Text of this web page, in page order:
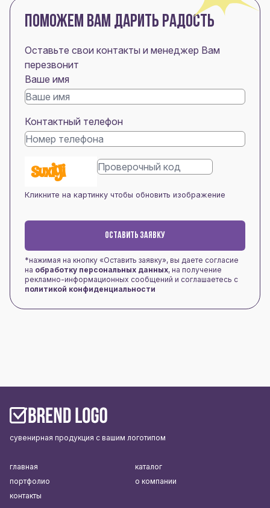
ПОМОЖЕМ ВАМ ДАРИТЬ РАДОСТЬ
Оставьте свои контакты и менеджер Вам
перезвонит
Ваше имя
Контактный телефон
Кликните на картинку чтобы обновить изображение
ОСТАВИТЬ ЗАЯВКУ
*нажимая на кнопку «Оставить заявку», вы даете согласие
на обработку персональных данных, на получение
рекламно-информационных сообщений и соглашаетесь с
политикой конфиденциальности
сувенирная продукция с вашим логотипом
главная
каталог
портфолио
о компании
контакты